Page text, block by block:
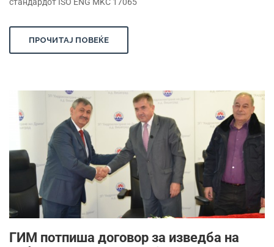
ПРОЧИТАЈ ПОВЕЌЕ
ГИМ потпиша договор за изведба на